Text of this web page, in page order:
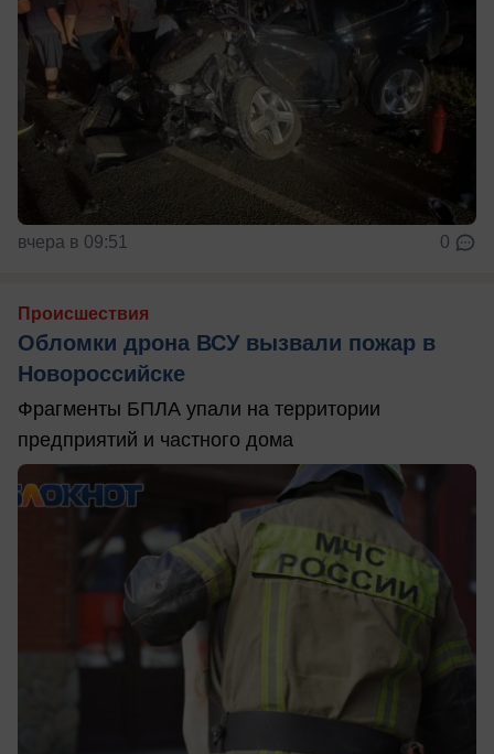
вчера в 09:51 0
Происшествия
Обломки дрона ВСУ вызвали пожар в
Новороссийске
Фрагменты БПЛА упали на территории
предприятий и частного дома